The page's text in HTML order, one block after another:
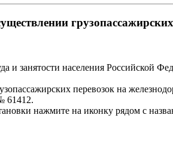
и занятости населения Российской
перевозок на
61412.
нажмите на иконку рядом с